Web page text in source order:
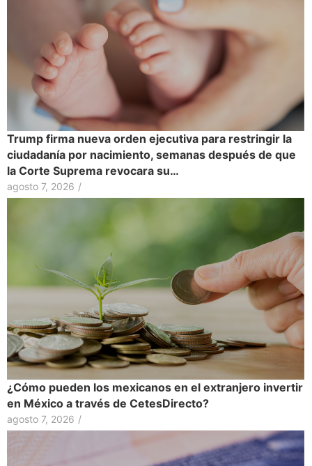
Trump firma nueva orden ejecutiva para restringir la
ciudadanía por nacimiento, semanas después de que
la Corte Suprema revocara su…
agosto 7, 2026 /
¿Cómo pueden los mexicanos en el extranjero invertir
en México a través de CetesDirecto?
agosto 7, 2026 /